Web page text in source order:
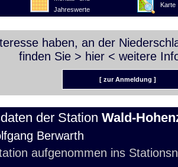
Jahreswerte
Karte
haben, an der
finden Sie > hier < weitere
[ zur Anmeldung ]
der Station Wald-
Berwarth
aufgenommen ins